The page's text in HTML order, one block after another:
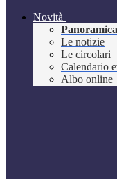
Novità
Panoramica
Le notizie
Le circolari
Calendario
Albo online